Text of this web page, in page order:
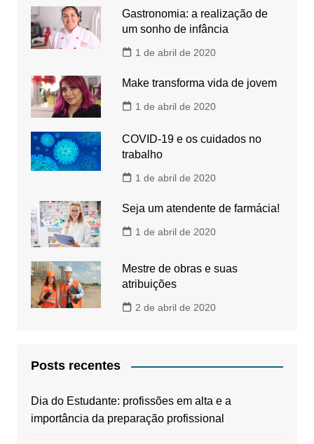
Gastronomia: a realização de
um sonho de infância
1 de abril de 2020
Make transforma vida de jovem
1 de abril de 2020
COVID-19 e os cuidados no
trabalho
1 de abril de 2020
Seja um atendente de farmácia!
1 de abril de 2020
Mestre de obras e suas
atribuições
2 de abril de 2020
Posts recentes
Dia do Estudante: profissões em alta e a
importância da preparação profissional